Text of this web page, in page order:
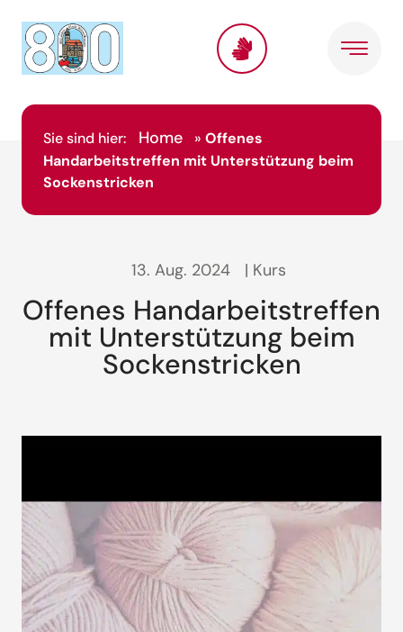
Sie sind hier: Home » Offenes
Handarbeitstreffen mit Unterstützung beim
Sockenstricken
13. Aug. 2024 | Kurs
Offenes Handarbeitstreffen
mit Unterstützung beim
Sockenstricken